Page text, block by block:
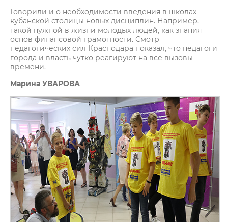
Говорили и о необходимости введения в школах
кубанской столицы новых дисциплин. Например,
такой нужной в жизни молодых людей, как знания
основ финансовой грамотности. Смотр
педагогических сил Краснодара показал, что педагоги
города и власть чутко реагируют на все вызовы
времени.
Марина УВАРОВА